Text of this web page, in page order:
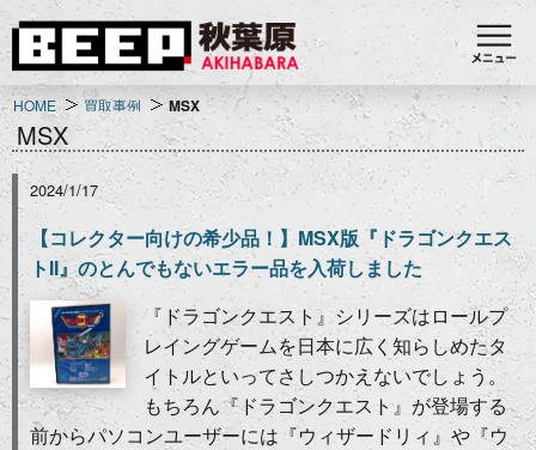
HOME 買取事例 MSX
MSX
2024/1/17
【コレクター向けの希少品！】MSX版『ドラゴンクエス
トII』のとんでもないエラー品を入荷しました
『ドラゴンクエスト』シリーズはロールプ
レイングゲームを日本に広く知らしめたタ
イトルといってさしつかえないでしょう。
もちろん『ドラゴンクエスト』が登場する
前からパソコンユーザーには『ウィザードリィ』や『ウ